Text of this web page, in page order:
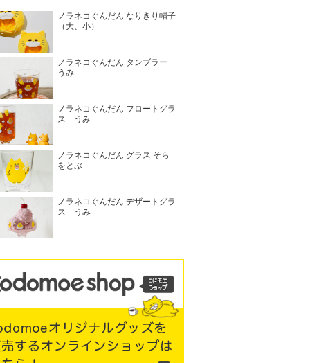
ノラネコぐんだん なりきり帽子
（大、小）
ノラネコぐんだん タンブラー
うみ
ノラネコぐんだん フロートグラ
ス うみ
ノラネコぐんだん グラス そら
をとぶ
ノラネコぐんだん デザートグラ
ス うみ